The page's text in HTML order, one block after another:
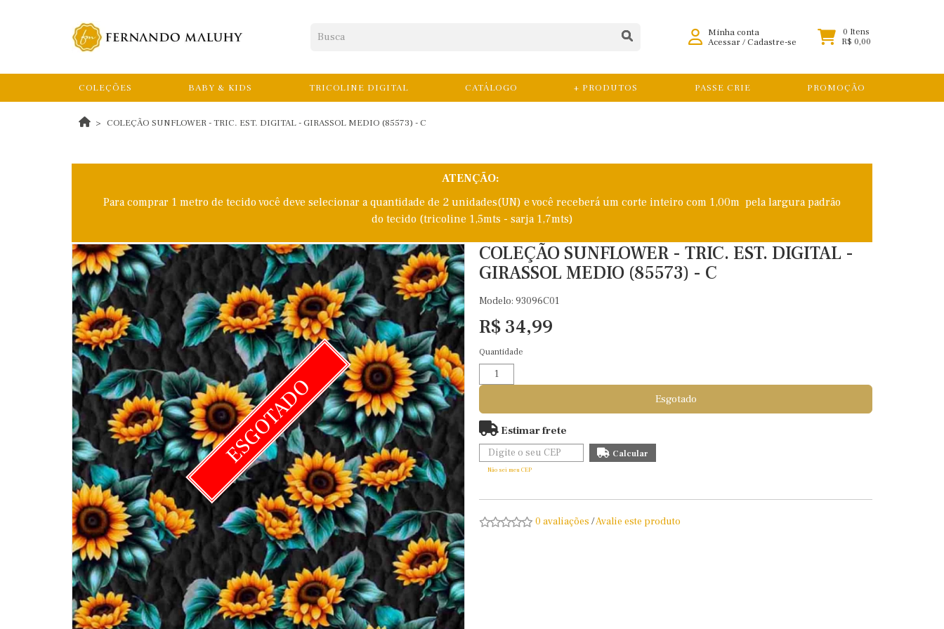
Minha conta
Acessar/Cadastre-se
0 Itens
R$ 0,00
COLEÇÕES BABY & KIDS TRICOLINE DIGITAL CATÁLOGO + PRODUTOS PASSE CRIE PROMOÇÃO
COLEÇÃO SUNFLOWER - TRIC. EST. DIGITAL - GIRASSOL MEDIO (85573) - C
ATENÇÃO:
Para comprar 1 metro de tecido você deve selecionar a quantidade de 2 unidades(UN) e você receberá um corte inteiro com 1,00m pela largura padrão
do tecido (tricoline 1,5mts - sarja 1,7mts)
ESGOTADO
COLEÇÃO SUNFLOWER - TRIC. EST. DIGITAL -
GIRASSOL MEDIO (85573) - C
Modelo: 93096C01
R$ 34,99
Quantidade
Esgotado
Estimar frete
Não sei meu CEP
0 avaliações /Avalie este produto